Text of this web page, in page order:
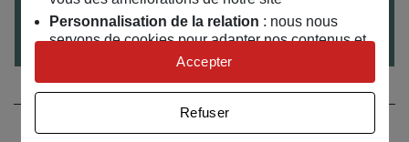
De mer et d’eau dulse
EXPOSITION TOUT PUBLIC
Personnalisation de la relation : nous nous
servons de cookies pour adapter nos contenus et
personnaliser nos offres
Univers publicitaire: nous utilisons avec nos
publicités personnalisées
Refuser
Accepter